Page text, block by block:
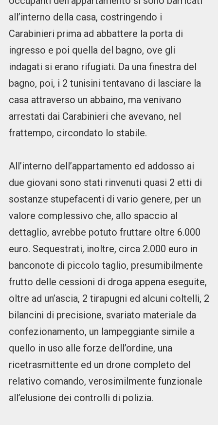
all’interno della casa, costringendo i
Carabinieri prima ad abbattere la porta di
ingresso e poi quella del bagno, ove gli
indagati si erano rifugiati. Da una finestra del
bagno, poi, i 2 tunisini tentavano di lasciare la
casa attraverso un abbaino, ma venivano
arrestati dai Carabinieri che avevano, nel
frattempo, circondato lo stabile.
All’interno dell’appartamento ed addosso ai
due giovani sono stati rinvenuti quasi 2 etti di
sostanze stupefacenti di vario genere, per un
valore complessivo che, allo spaccio al
dettaglio, avrebbe potuto fruttare oltre 6.000
euro. Sequestrati, inoltre, circa 2.000 euro in
banconote di piccolo taglio, presumibilmente
frutto delle cessioni di droga appena eseguite,
oltre ad un’ascia, 2 tirapugni ed alcuni coltelli, 2
bilancini di precisione, svariato materiale da
confezionamento, un lampeggiante simile a
quello in uso alle forze dell’ordine, una
ricetrasmittente ed un drone completo del
relativo comando, verosimilmente funzionale
all’elusione dei controlli di polizia.